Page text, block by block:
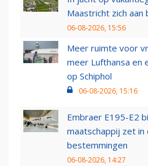
Maastricht zich aan
06-08-2026, 15:56
Meer ruimte voor
meer Lufthansa en
op Schiphol
06-08-2026, 15:16
Embraer E195-E2
maatschappij zet in
bestemmingen
06-08-2026, 14:27